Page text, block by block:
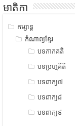
មាតិកា
កម្សាន្ត
កំណាព្យខ្មែរ
បទកាកគតិ
បទប្រហ្មគីតិ
បទពាក្យ៧
បទពាក្យ៨
បទពាក្យ៩